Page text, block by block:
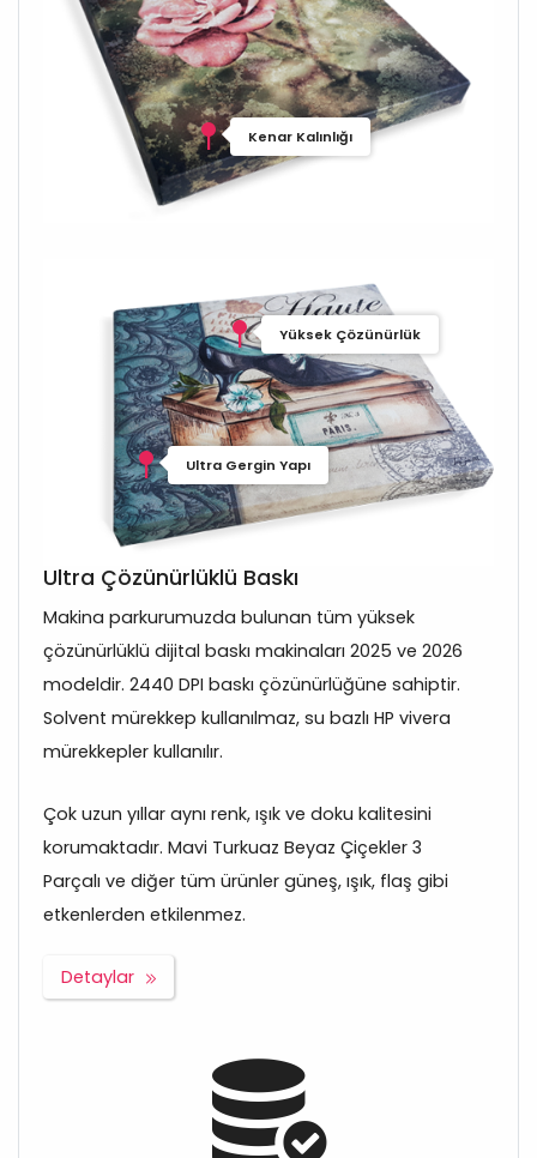
Kenar Kalınlığı
Yüksek Çözünürlük
Ultra Gergin Yapı
Ultra Çözünürlüklü Baskı
Makina parkurumuzda bulunan tüm yüksek
çözünürlüklü dijital baskı makinaları 2025 ve 2026
modeldir. 2440 DPI baskı çözünürlüğüne sahiptir.
Solvent mürekkep kullanılmaz, su bazlı HP vivera
mürekkepler kullanılır.
Çok uzun yıllar aynı renk, ışık ve doku kalitesini
korumaktadır. Mavi Turkuaz Beyaz Çiçekler 3
Parçalı ve diğer tüm ürünler güneş, ışık, flaş gibi
etkenlerden etkilenmez.
Detaylar